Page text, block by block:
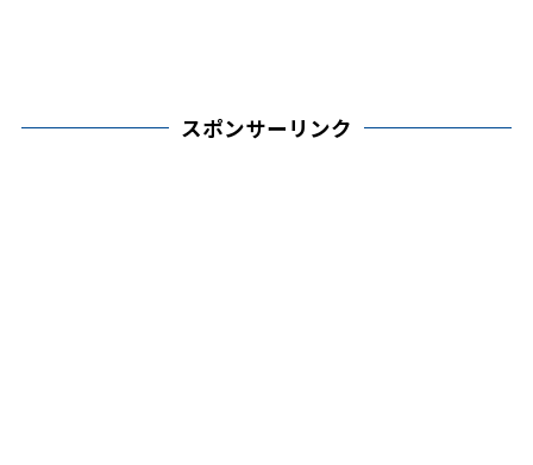
スポンサーリンク